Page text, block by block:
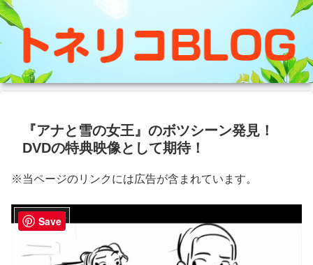
『アナと雪の女王』のボツシーン発見！
DVDの特典映像として期待！
※当ページのリンクには広告が含まれています。
アナと雪の女王
Save